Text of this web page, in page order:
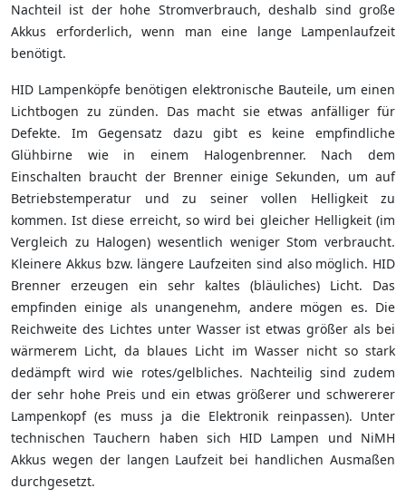
Nachteil ist der hohe Stromverbrauch, deshalb sind große
Akkus erforderlich, wenn man eine lange Lampenlaufzeit
benötigt.
HID Lampenköpfe benötigen elektronische Bauteile, um einen
Lichtbogen zu zünden. Das macht sie etwas anfälliger für
Defekte. Im Gegensatz dazu gibt es keine empfindliche
Glühbirne wie in einem Halogenbrenner. Nach dem
Einschalten braucht der Brenner einige Sekunden, um auf
Betriebstemperatur und zu seiner vollen Helligkeit zu
kommen. Ist diese erreicht, so wird bei gleicher Helligkeit (im
Vergleich zu Halogen) wesentlich weniger Stom verbraucht.
Kleinere Akkus bzw. längere Laufzeiten sind also möglich. HID
Brenner erzeugen ein sehr kaltes (bläuliches) Licht. Das
empfinden einige als unangenehm, andere mögen es. Die
Reichweite des Lichtes unter Wasser ist etwas größer als bei
wärmerem Licht, da blaues Licht im Wasser nicht so stark
dedämpft wird wie rotes/gelbliches. Nachteilig sind zudem
der sehr hohe Preis und ein etwas größerer und schwererer
Lampenkopf (es muss ja die Elektronik reinpassen). Unter
technischen Tauchern haben sich HID Lampen und NiMH
Akkus wegen der langen Laufzeit bei handlichen Ausmaßen
durchgesetzt.